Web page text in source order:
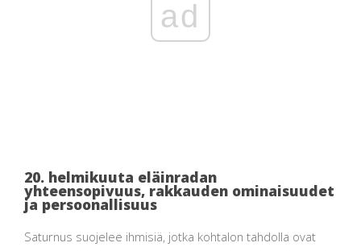
ad
20. helmikuuta eläinradan
yhteensopivuus, rakkauden ominaisuudet
ja persoonallisuus
Saturnus suojelee ihmisiä, jotka kohtalon tahdolla ovat